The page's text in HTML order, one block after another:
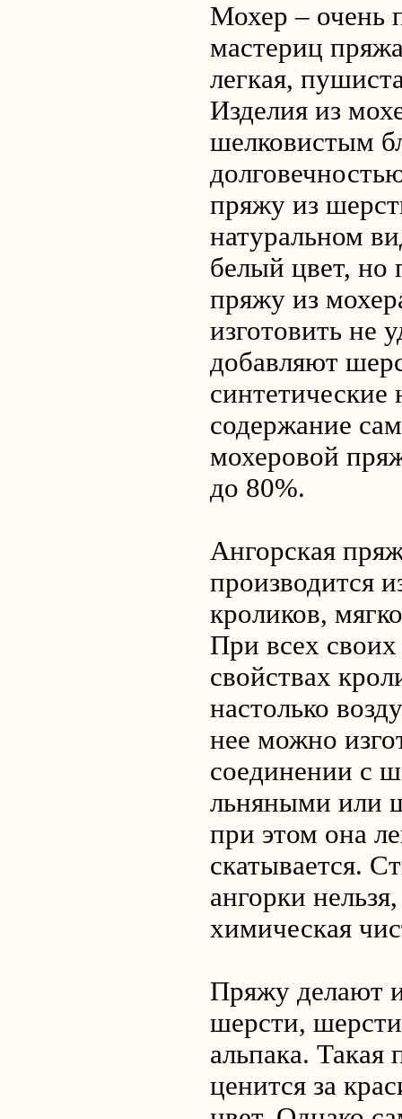
Мохер – очень
мастериц
легкая,
Изделия из
шелковистым
пряжу из
натуральном
белый цвет, но
пряжу из
изготовить не
добавляют
содержание
мохеровой
до 80%.
Ангорская
производится
кроликов,
При всех
свойствах
настолько
нее можно
соединении с
льняными или
при этом она
скатывается.
ангорки
химическая
Пряжу делают
шерсти,
альпака. Такая
ценится за